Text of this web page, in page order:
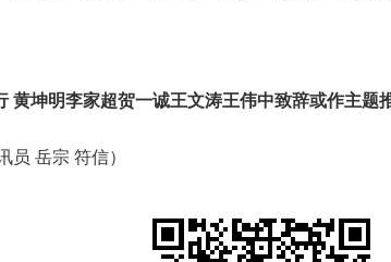
坤明李家超贺一诚王文涛王伟中致辞或作主题
岳宗 符信）